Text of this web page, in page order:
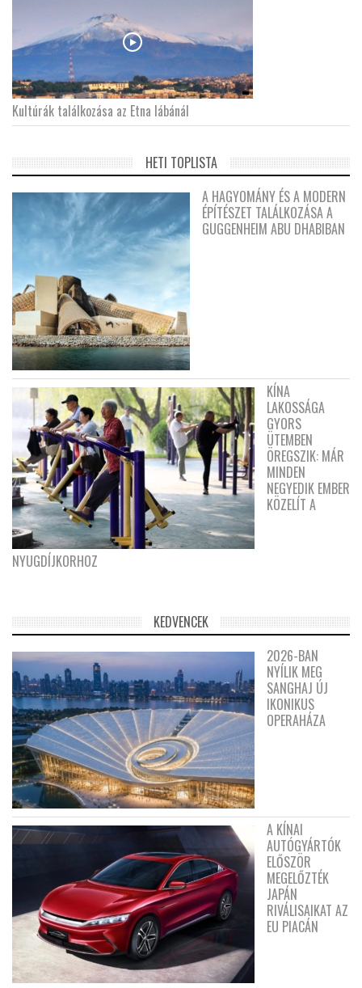
Kultúrák találkozása az Etna lábánál
HETI TOPLISTA
A HAGYOMÁNY ÉS A MODERN
ÉPÍTÉSZET TALÁLKOZÁSA A
GUGGENHEIM ABU DHABIBAN
KÍNA
LAKOSSÁGA
GYORS
ÜTEMBEN
ÖREGSZIK: MÁR
MINDEN
NEGYEDIK EMBER
KÖZELÍT A
NYUGDÍJKORHOZ
KEDVENCEK
2026-BAN
NYÍLIK MEG
SANGHAJ ÚJ
IKONIKUS
OPERAHÁZA
A KÍNAI
AUTÓGYÁRTÓK
ELŐSZÖR
MEGELŐZTÉK
JAPÁN
RIVÁLISAIKAT AZ
EU PIACÁN